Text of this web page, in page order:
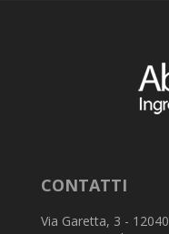
CONTATTI
Via Garetta, 3 - 12040